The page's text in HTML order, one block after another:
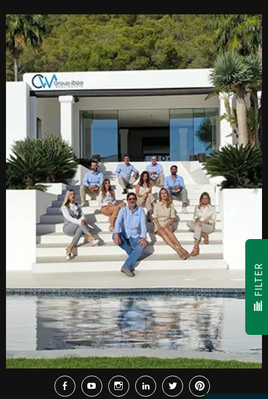
FacebookYoutubeInstagramLinkedInTwitter Pinterest
FILTER